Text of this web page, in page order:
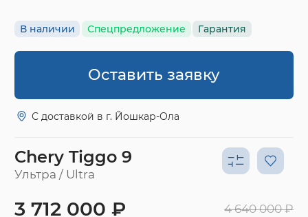
В наличии Спецпредложение Гарантия
Оставить заявку
С доставкой в г. Йошкар-Ола
Chery Tiggo 9
Ультра / Ultra
3 712 000 ₽ 4 640 000 ₽